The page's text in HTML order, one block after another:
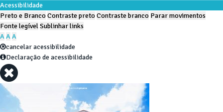
Acessibilidade
Preto e BrancoContraste pretoContraste branco Parar movimentos
Fonte legívelSublinhar links
AAA
cancelar acessibilidade
Declaração de acessibilidade